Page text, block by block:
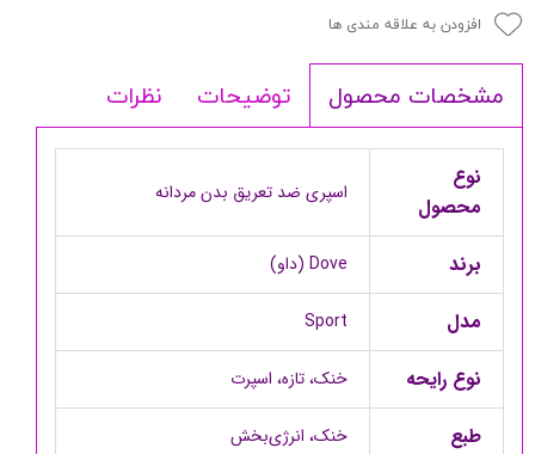
افزودن به علاقه مندی ها
مشخصات محصول توضیحات نظرات
نوع
محصول
اسپری ضد تعریق بدن مردانه
برند Dove (داو)
مدل Sport
نوع رایحه خنک، تازه، اسپرت
طبع خنک، انرژی‌بخش